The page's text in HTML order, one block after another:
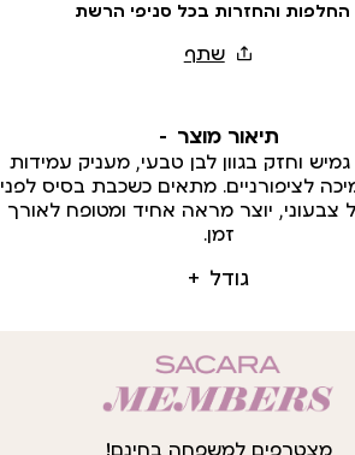
| החלפות והחזרות בכל סניפי הרשת
תיאור מוצר
גודל
גמיש וחזק בגוון לבן טבעי, מעניק עמידות
לציפורניים. מתאים כשכבת בסיס לפני
צבעוני, יוצר מראה אחיד ומטופח לאורך
זמן.
מצטרפים למשפחה בחינם!